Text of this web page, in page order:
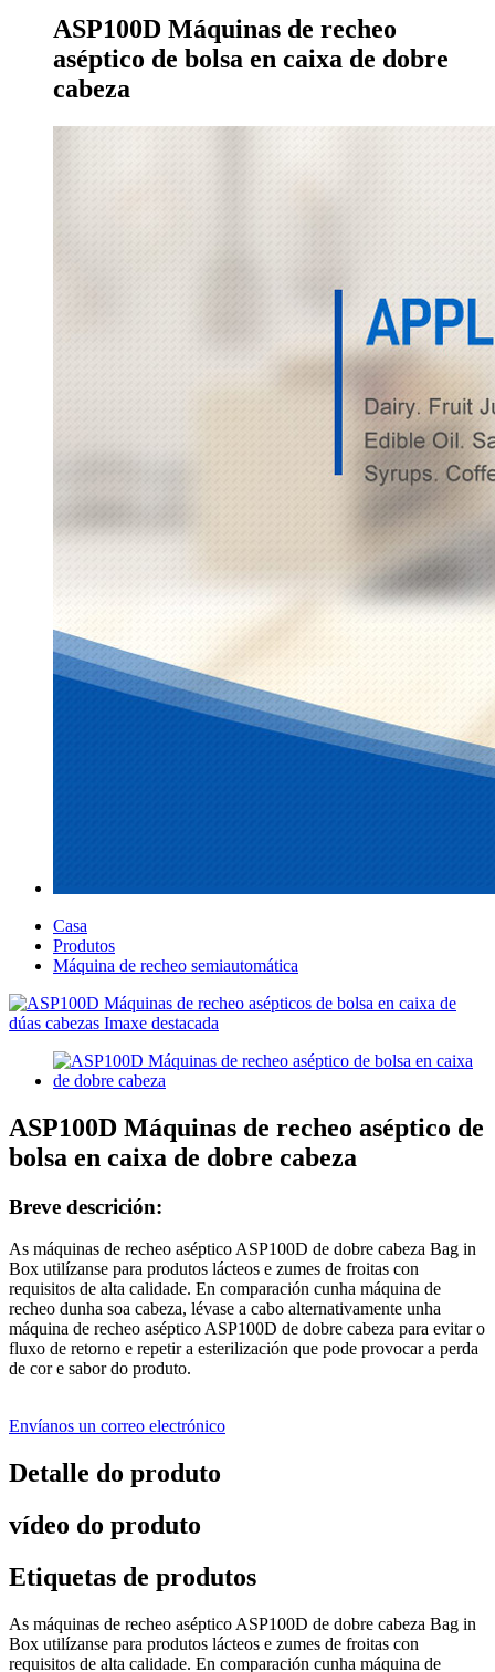
ASP100D Máquinas de recheo
aséptico de bolsa en caixa de dobre
cabeza
Casa
Produtos
Máquina de recheo semiautomática
ASP100D Máquinas de recheo aséptico de
bolsa en caixa de dobre cabeza
Breve descrición:
As máquinas de recheo aséptico ASP100D de dobre cabeza Bag in
Box utilízanse para produtos lácteos e zumes de froitas con
requisitos de alta calidade. En comparación cunha máquina de
recheo dunha soa cabeza, lévase a cabo alternativamente unha
máquina de recheo aséptico ASP100D de dobre cabeza para evitar o
fluxo de retorno e repetir a esterilización que pode provocar a perda
de cor e sabor do produto.
Envíanos un correo electrónico
Detalle do produto
vídeo do produto
Etiquetas de produtos
As máquinas de recheo aséptico ASP100D de dobre cabeza Bag in
Box utilízanse para produtos lácteos e zumes de froitas con
requisitos de alta calidade. En comparación cunha máquina de